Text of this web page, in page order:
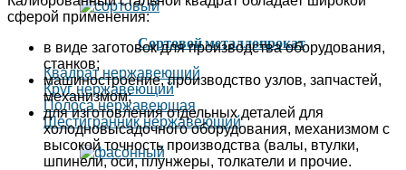
Сортовой металлопрокат
Квадрат нержавеющий
Круг нержавеющий
Полоса нержавеющая
Шестигранник нержавеющий
сферой применения:
в виде заготовок для производства оборудования,
станков;
машиностроение, производство узлов, запчастей,
механизмом;
для изготовления отдельных деталей для
холодновысадочного оборудования, механизмом с
высокой точность производства (валы, втулки,
шпинели, оси, плунжеры, толкатели и прочие.